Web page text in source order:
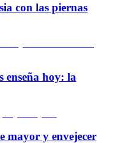
con las piernas
enseña hoy: la
mayor y envejecer